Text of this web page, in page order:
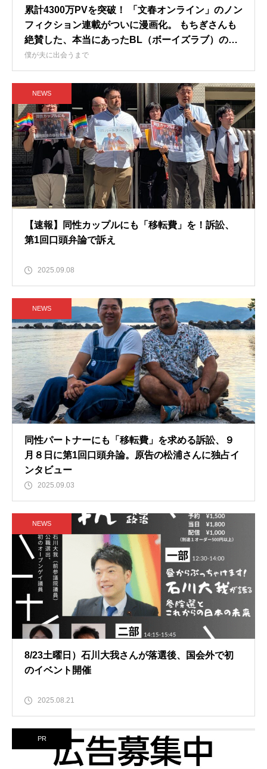
累計4300万PVを突破！ 「文春オンライン」のノン
フィクション連載がついに漫画化。 もちぎさんも
絶賛した、本当にあったBL（ボーイズラブ）の物
語。
僕が夫に出会うまで
NEWS
【速報】同性カップルにも「移転費」を！訴訟、
第1回口頭弁論で訴え
2025.09.08
NEWS
同性パートナーにも「移転費」を求める訴訟、９
月８日に第1回口頭弁論。原告の松浦さんに独占イ
ンタビュー
2025.09.03
NEWS
8/23土曜日）石川大我さんが落選後、国会外で初
のイベント開催
2025.08.21
PR